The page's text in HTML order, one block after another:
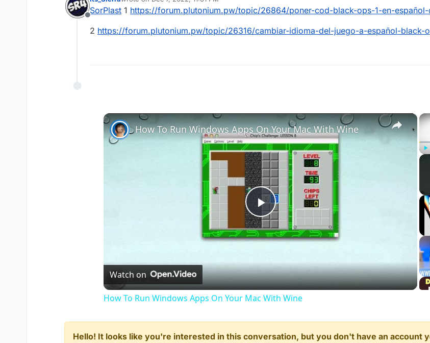
Offline
last edited by
SorPlast 1 https://forum.plutonium.pw/topic/26864/poner-cod-black-ops-1-en-español-
2 https://forum.plutonium.pw/topic/26316/cambiar-idioma-del-juego-a-español-black-
×
Play
Video
How To Run Windows Apps On Your Mac With Wine
Watch on
How To Run Windows Apps On Your Mac With Wine
Hello! It looks like you're interested in this conversation, but you don't have an account